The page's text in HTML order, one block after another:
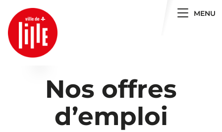
Toggle
MENU
Nos offres
d’emploi